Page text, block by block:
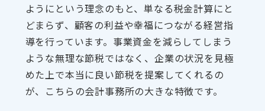
ようにという理念のもと、単なる税金計算にと
どまらず、顧客の利益や幸福につながる経営指
導を行っています。事業資金を減らしてしまう
ような無理な節税ではなく、企業の状況を見極
めた上で本当に良い節税を提案してくれるの
が、こちらの会計事務所の大きな特徴です。